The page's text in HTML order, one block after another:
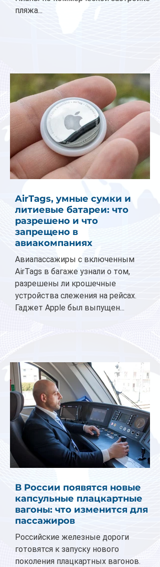
пляжа...
AirTags, умные сумки и
литиевые батареи: что
разрешено и что
запрещено в
авиакомпаниях
Авиапассажиры с включенным
AirTags в багаже узнали о том,
разрешены ли крошечные
устройства слежения на рейсах.
Гаджет Apple был выпущен...
В России появятся новые
капсульные плацкартные
вагоны: что изменится для
пассажиров
Российские железные дороги
готовятся к запуску нового
поколения плацкартных вагонов.